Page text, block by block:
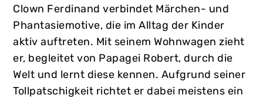
Clown Ferdinand verbindet Märchen- und
Phantasiemotive, die im Alltag der Kinder
aktiv auftreten. Mit seinem Wohnwagen zieht
er, begleitet von Papagei Robert, durch die
Welt und lernt diese kennen. Aufgrund seiner
Tollpatschigkeit richtet er dabei meistens ein